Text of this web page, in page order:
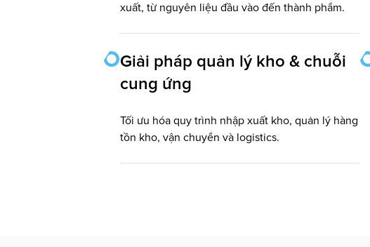
xuất, từ nguyên liệu đầu vào đến thành phẩm.
Giải pháp quản lý kho & chuỗi
cung ứng
Tối ưu hóa quy trình nhập xuất kho, quản lý hàng
tồn kho, vận chuyển và logistics.